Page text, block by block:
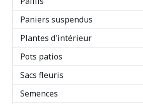
Paniers suspendus
Plantes d'intérieur
Pots patios
Sacs fleuris
Semences